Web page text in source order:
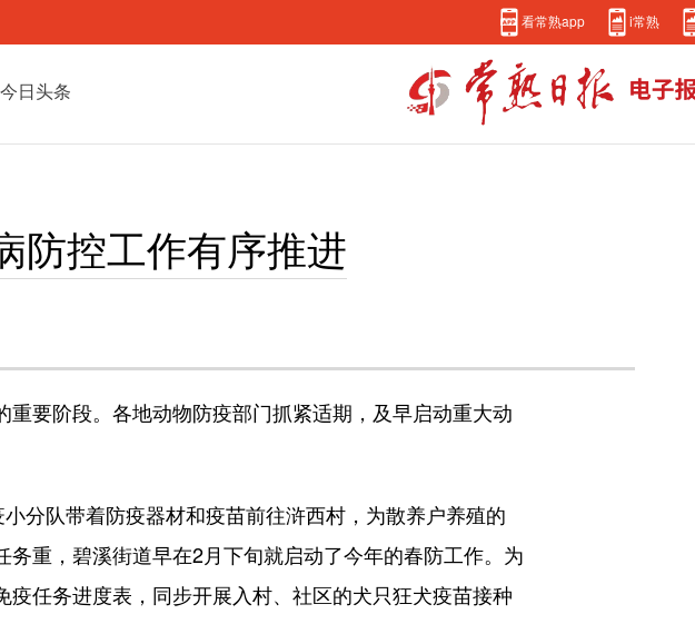
看常熟app i常熟
今日头条
防控工作有序推进
要阶段。各地动物防疫部门抓紧适期，及早启动重大动
分队带着防疫器材和疫苗前往浒西村，为散养户养殖的
重，碧溪街道早在2月下旬就启动了今年的春防工作。为
任务进度表，同步开展入村、社区的犬只狂犬疫苗接种